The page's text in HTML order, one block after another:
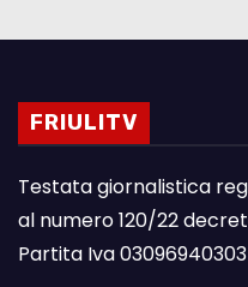
FRIULITV
Testata giornalistica
al numero 120/22
Partita Iva 03096940303